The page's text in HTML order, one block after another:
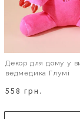
Декор для дому у
ведмедика Глумі
558 грн.